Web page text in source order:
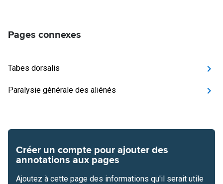
Pages connexes
Tabes dorsalis
Paralysie générale des aliénés
Créer un compte pour ajouter des
annotations aux pages
Ajoutez à cette page des informations qu'il serait utile